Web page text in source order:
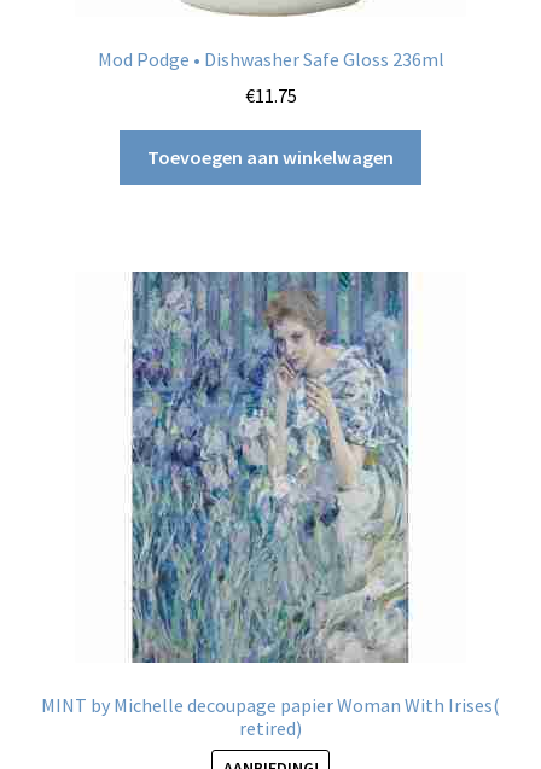
Mod Podge • Dishwasher Safe Gloss 236ml
€11.75
Toevoegen aan winkelwagen
MINT by Michelle decoupage papier Woman With Irises(
retired)